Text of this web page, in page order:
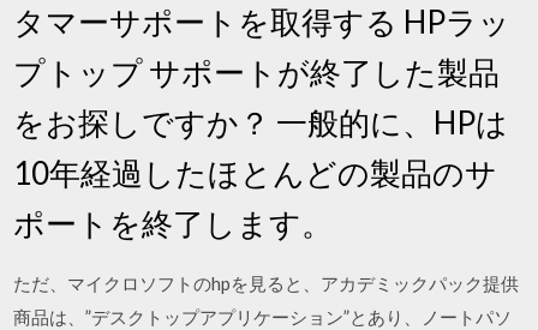
タマーサポートを取得する HPラッ
プトップ サポートが終了した製品
をお探しですか？ 一般的に、HPは
10年経過したほとんどの製品のサ
ポートを終了します。
ただ、マイクロソフトのhpを見ると、アカデミックパック提供
商品は、”デスクトップアプリケーション”とあり、ノートパソ